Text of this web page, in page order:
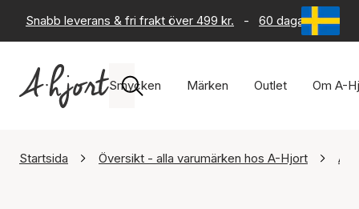
Snabb leverans & fri frakt över 499 kr. - 60 dagars
Smycken Märken Outlet Om A-
Startsida Översikt - alla varumärken hos A-Hjort